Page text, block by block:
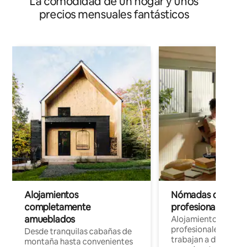
precios mensuales fantásticos
Alojamientos
completamente
amueblados
Desde tranquilas cabañas de
montaña hasta convenientes
Nómadas
Alojamientos
profesionales
trabajan a